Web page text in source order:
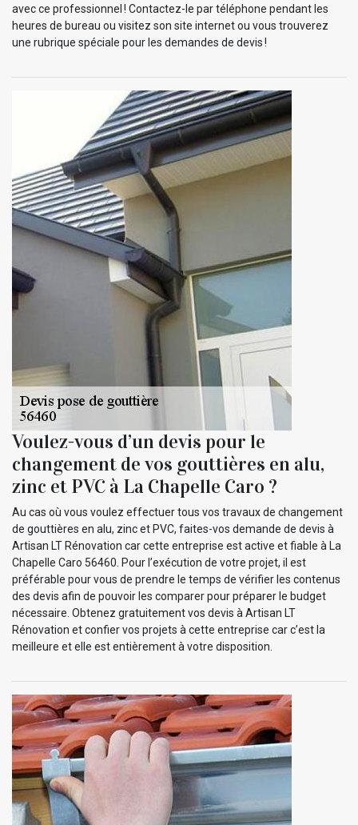
avec ce professionnel ! Contactez-le par téléphone pendant les
heures de bureau ou visitez son site internet ou vous trouverez
une rubrique spéciale pour les demandes de devis !
Voulez-vous d’un devis pour le
changement de vos gouttières en alu,
zinc et PVC à La Chapelle Caro ?
Au cas où vous voulez effectuer tous vos travaux de changement
de gouttières en alu, zinc et PVC, faites-vos demande de devis à
Artisan LT Rénovation car cette entreprise est active et fiable à La
Chapelle Caro 56460. Pour l’exécution de votre projet, il est
préférable pour vous de prendre le temps de vérifier les contenus
des devis afin de pouvoir les comparer pour préparer le budget
nécessaire. Obtenez gratuitement vos devis à Artisan LT
Rénovation et confier vos projets à cette entreprise car c’est la
meilleure et elle est entièrement à votre disposition.